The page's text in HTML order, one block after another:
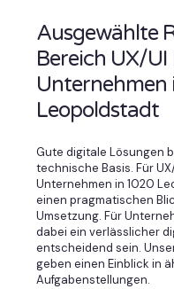
Ausgewählte
Bereich UX/
Unternehmen
Leopoldstadt
Gute digitale Lösungen
technische Basis. Für
Unternehmen in 1020
einen pragmatischen
Umsetzung. Für
dabei ein verlässlicher
entscheidend sein.
geben einen Einblick in
Aufgabenstellungen.